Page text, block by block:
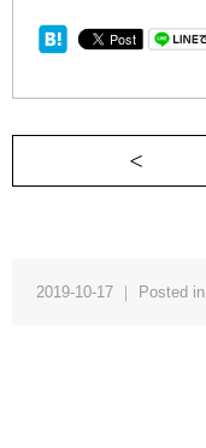
2019-10-17 ｜ Posted in